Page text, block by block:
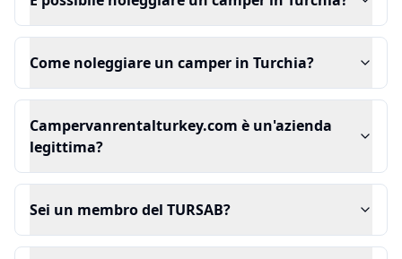
Come noleggiare un camper in Turchia?
Campervanrentalturkey.com è un'azienda
legittima?
Sei un membro del TURSAB?